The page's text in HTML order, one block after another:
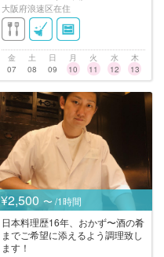
大阪府浪速区在住
金
07
土
08
日
09
月
10
火
11
水
12
木
13
¥2,500 〜 /1時間
日本料理歴16年、おかず〜酒の肴
までご希望に添えるよう調理致し
ます！